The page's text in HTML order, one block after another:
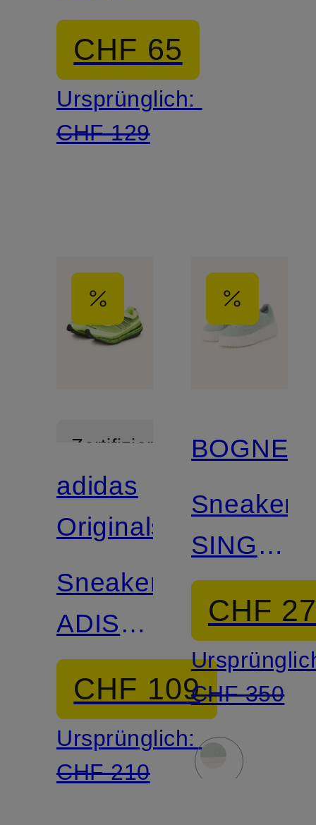
LO
PRO W
CHF 65
Ursprünglich:
CHF 129
Zertifiziert
adidas
Originals
Sneaker
ADISTAR
HRMY
CHF 109
Ursprünglich:
CHF 210
BOGNER
Sneaker
1 C
CHF
CHF 350